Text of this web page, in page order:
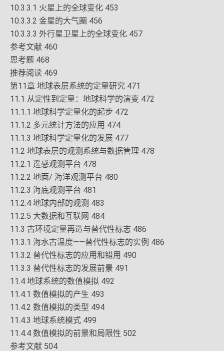
10.3.3.1 火星上的全球变化 453
10.3.3.2 金星的大气圈 456
10.3.3.3 外行星卫星上的全球变化 457
参考文献 460
思考题 468
推荐阅读 469
第11章 地球表层系统的定量研究 471
11.1 从定性到定量：地球科学的演变 472
11.1.1 地球科学定量化的起步 472
11.1.2 多元统计方法的应用 474
11.1.3 地球科学定量化的发展 477
11.2 地球表层的观测系统与数据管理 478
11.2.1 遥感观测平台 478
11.2.2 地面/ 海洋观测平台 480
11.2.3 海底观测平台 481
11.2.4 地球内部的观测 483
11.2.5 大数据和互联网 484
11.3 古环境定量再造与替代性标志 486
11.3.1 海水古温度——替代性标志的实例 486
11.3.2 替代性标志的应用和错用 490
11.3.3 替代性标志的发展前景 491
11.4 地球系统的数值模拟 492
11.4.1 数值模拟的产生 493
11.4.2 数值模拟的类型 494
11.4.3 地球系统模式 499
11.4.4 数值模拟的前景和局限性 502
参考文献 504